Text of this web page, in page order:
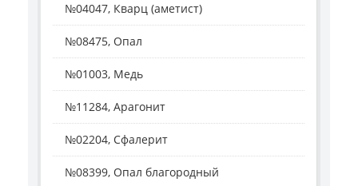
№04047, Кварц (аметист)
№08475, Опал
№01003, Медь
№11284, Арагонит
№02204, Сфалерит
№08399, Опал благородный